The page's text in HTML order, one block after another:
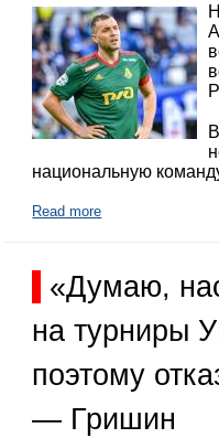
национальную
Read more
«Думаю,
на турниры
поэтому
— Гришин